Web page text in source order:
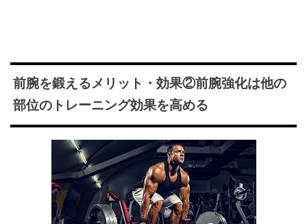
前腕を鍛えるメリット・効果②前腕強化は他の
部位のトレーニング効果を高める